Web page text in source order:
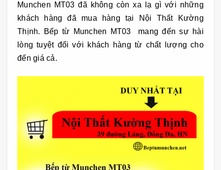
Munchen MT03 đã không còn xa lạ gì với những
khách hàng đã mua hàng tại Nội Thất Kường
Thịnh. Bếp từ Munchen MT03
mang đến sự hài
lòng tuyệt đối với khách hàng từ chất lượng cho
đến giá cả.